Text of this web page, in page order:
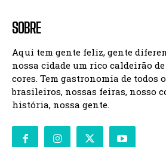
SOBRE
Aqui tem gente feliz, gente
nossa cidade um rico caldeirão
cores. Tem gastronomia de todos
brasileiros, nossas feiras, nosso
história, nossa gente.